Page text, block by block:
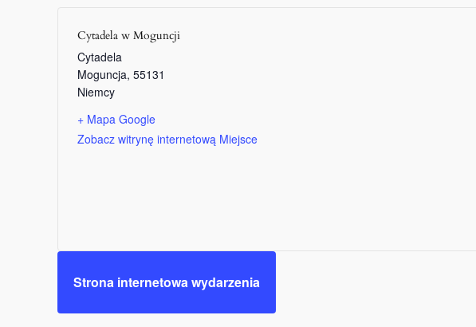
Cytadela w Moguncji
Cytadela
Moguncja, 55131
Niemcy
+ Mapa Google
Zobacz witrynę internetową Miejsce
Strona internetowa wydarzenia